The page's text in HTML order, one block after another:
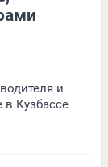
и
в Кузбассе